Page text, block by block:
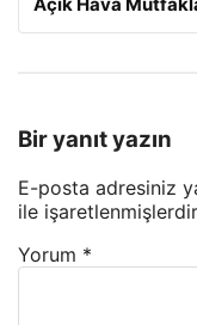
Bir yanıt yazın
E-posta adresiniz
ile işaretlenmişlerdir
Yorum *